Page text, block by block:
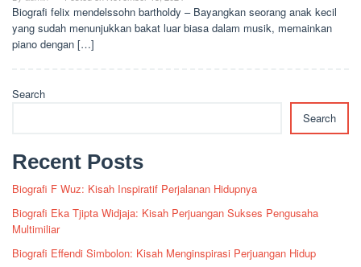
Biografi felix mendelssohn bartholdy – Bayangkan seorang anak kecil
yang sudah menunjukkan bakat luar biasa dalam musik, memainkan
piano dengan […]
Search
Search
Recent Posts
Biografi F Wuz: Kisah Inspiratif Perjalanan Hidupnya
Biografi Eka Tjipta Widjaja: Kisah Perjuangan Sukses Pengusaha
Multimiliar
Biografi Effendi Simbolon: Kisah Menginspirasi Perjuangan Hidup